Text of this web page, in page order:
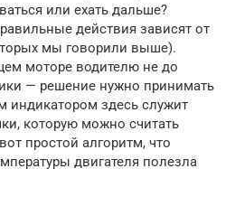
или ехать дальше?
действия зависят от
мы говорили выше).
моторе водителю не до
— решение нужно принимать
индикатором здесь служит
которую можно считать
простой алгоритм, что
двигателя полезла